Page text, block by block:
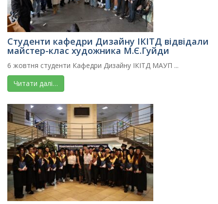
Студенти кафедри Дизайну ІКІТД відвідали
майстер-клас художника М.Є.Гуйди
6 жовтня студенти Кафедри Дизайну ІКІТД МАУП ...
Читати далі…